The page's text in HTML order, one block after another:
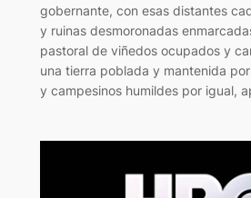
gobernante, con esas distantes
y ruinas desmoronadas
pastoral de viñedos ocupados y
una tierra poblada y mantenida
y campesinos humildes por igual,